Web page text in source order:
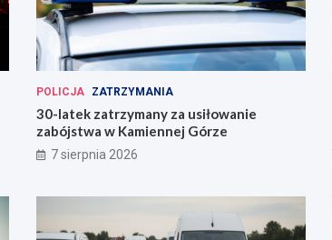
POLICJA ZATRZYMANIA
30-latek zatrzymany za usiłowanie
zabójstwa w Kamiennej Górze
7 sierpnia 2026